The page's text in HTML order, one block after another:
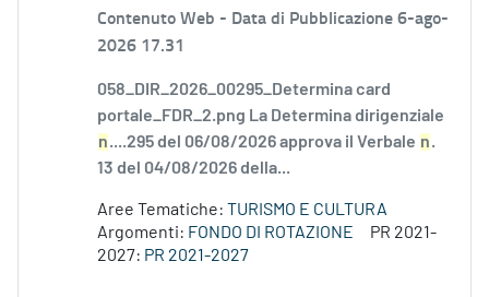
Contenuto Web - Data di Pubblicazione 6-ago-
2026 17.31
058_DIR_2026_00295_Determina card
portale_FDR_2.png La Determina dirigenziale
n....295 del 06/08/2026 approva il Verbale n.
13 del 04/08/2026 della...
Aree Tematiche: TURISMO E CULTURA
Argomenti: FONDO DI ROTAZIONE
PR 2021-
2027: PR 2021-2027